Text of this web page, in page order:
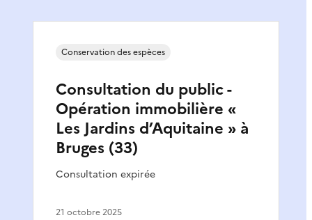
Consultation du public -
Opération immobilière «
Les Jardins d’Aquitaine » à
Bruges (33)
Consultation expirée
Conservation des espèces
21 octobre 2025